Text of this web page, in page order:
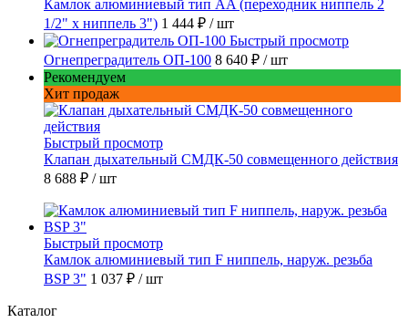
Камлок алюминиевый тип AA (переходник ниппель 2
1/2" х ниппель 3") 1 444 ₽ / шт
Быстрый просмотр
Огнепреградитель ОП-100 8 640 ₽ / шт
Рекомендуем
Хит продаж
Быстрый просмотр
Клапан дыхательный СМДК-50 совмещенного действия
8 688 ₽ / шт
Быстрый просмотр
Камлок алюминиевый тип F ниппель, наруж. резьба
BSP 3" 1 037 ₽ / шт
Каталог